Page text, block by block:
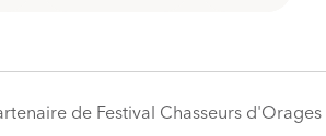
de Festival Chasseurs d'Orages